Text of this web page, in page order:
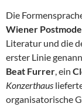
Die
Wiener
Literatur und die
erster Linie
Beat Furrer, ein
Konzerthaus
organisatorische